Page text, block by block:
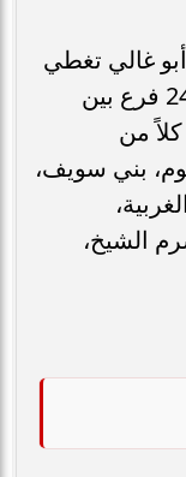
غالي تغطي
معظم أنحاء الجمهورية بأكثر من 24 فرع بين
من
بني سويف،
الشيخ،